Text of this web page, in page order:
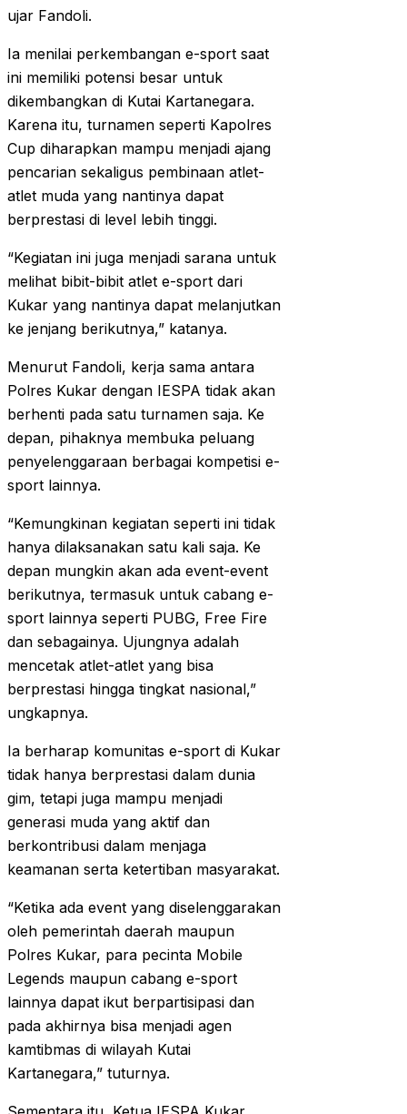
ujar Fandoli.
Ia menilai perkembangan e-sport saat
ini memiliki potensi besar untuk
dikembangkan di Kutai Kartanegara.
Karena itu, turnamen seperti Kapolres
Cup diharapkan mampu menjadi ajang
pencarian sekaligus pembinaan atlet-
atlet muda yang nantinya dapat
berprestasi di level lebih tinggi.
“Kegiatan ini juga menjadi sarana untuk
melihat bibit-bibit atlet e-sport dari
Kukar yang nantinya dapat melanjutkan
ke jenjang berikutnya,” katanya.
Menurut Fandoli, kerja sama antara
Polres Kukar dengan IESPA tidak akan
berhenti pada satu turnamen saja. Ke
depan, pihaknya membuka peluang
penyelenggaraan berbagai kompetisi e-
sport lainnya.
“Kemungkinan kegiatan seperti ini tidak
hanya dilaksanakan satu kali saja. Ke
depan mungkin akan ada event-event
berikutnya, termasuk untuk cabang e-
sport lainnya seperti PUBG, Free Fire
dan sebagainya. Ujungnya adalah
mencetak atlet-atlet yang bisa
berprestasi hingga tingkat nasional,”
ungkapnya.
Ia berharap komunitas e-sport di Kukar
tidak hanya berprestasi dalam dunia
gim, tetapi juga mampu menjadi
generasi muda yang aktif dan
berkontribusi dalam menjaga
keamanan serta ketertiban masyarakat.
“Ketika ada event yang diselenggarakan
oleh pemerintah daerah maupun
Polres Kukar, para pecinta Mobile
Legends maupun cabang e-sport
lainnya dapat ikut berpartisipasi dan
pada akhirnya bisa menjadi agen
kamtibmas di wilayah Kutai
Kartanegara,” tuturnya.